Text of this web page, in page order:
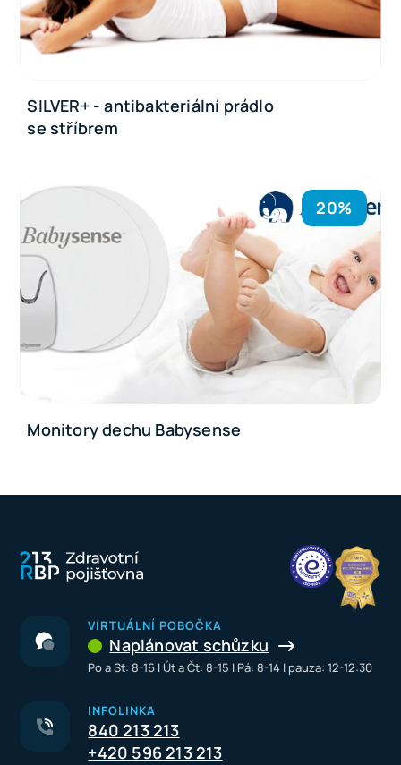
SILVER+ - antibakteriální prádlo
se stříbrem
20%
Monitory dechu Babysense
VIRTUÁLNÍ POBOČKA
Naplánovat schůzku
Po a St: 8-16 I Út a Čt: 8-15 I Pá: 8-14 I pauza: 12-12:30
INFOLINKA
840 213 213
+420 596 213 213